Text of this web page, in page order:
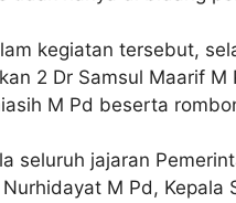
kegiatan tersebut,
2 Dr Samsul Maarif
M Pd beserta
seluruh jajaran
M Pd, Kepala